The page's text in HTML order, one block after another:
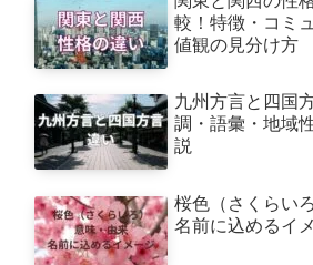
較！特徴・コミ
値観の見分け方
九州方言と四国
調・語彙・地域
説
桜色（さくらい
名前に込めるイ